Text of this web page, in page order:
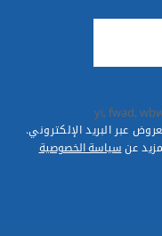
yi, fwad,
عبر البريد الإلكتروني.
عنسياسة الخصوصية